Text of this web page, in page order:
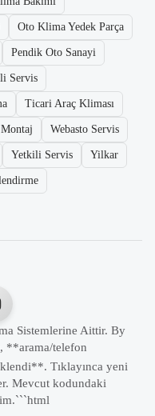
Oto Klima Yedek Parça
Pendik Oto Sanayi
Servis
Ticari Araç Kliması
Webasto Servis
Yetkili Servis Yilkar
Sistemlerine Aittir. By
**arama/telefon
Tıklayınca yeni
Mevcut kodundaki